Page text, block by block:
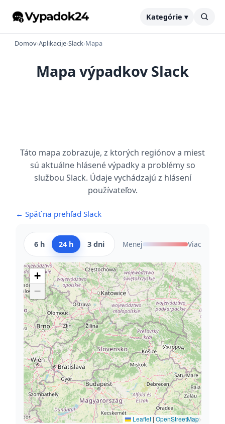
Kategórie ▾
Domov›Aplikacije›Slack›Mapa
Mapa výpadkov Slack
Táto mapa zobrazuje, z ktorých regiónov a miest
sú aktuálne hlásené výpadky a problémy so
službou Slack. Údaje vychádzajú z hlásení
používateľov.
← Späť na prehľad Slack
6 h 24 h 3 dni Menej Viac
+
−
Leaflet | OpenStreetMap